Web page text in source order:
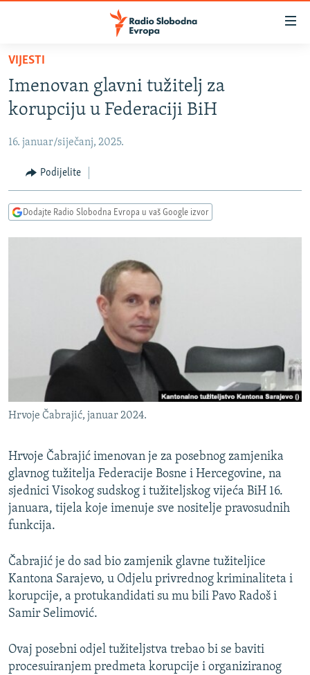
Pređite
glavni
sadržaj
na
navigaciju
Pređite
na
BOSNA I HERCEGOVINA
KOSOVO
CRNA GORA
VIDEO
PODCASTI
KINA NA BALKANU
RSE PRIČE IZ SVIJETA
DNEVNO@RSE
SPECIJALI RSE
VIŠE OD NASLOVA
GENOCID U SREBRENICI
POPLAVE I KLIZIŠTA U BIH 2024.
TV LIBERTY
POST SCRIPTUM
MOJA EVROPA
SVE KARTE DEJTONA
NASTANAK I RASPAD JUGOSLAVIJE
PRATITE NAS
Sve RFE/RL stranice
VIJESTI
Imenovan glavni tužitelj za
korupciju u Federaciji BiH
16. januar/siječanj, 2025.
Podijelite
Dodajte Radio Slobodna Evropa u vaš Google izvor
Hrvoje Čabrajić, januar 2024.
Hrvoje Čabrajić imenovan je za posebnog zamjenika
glavnog tužitelja Federacije Bosne i Hercegovine, na
sjednici Visokog sudskog i tužiteljskog vijeća BiH 16.
januara, tijela koje imenuje sve nositelje pravosudnih
funkcija.
Čabrajić je do sad bio zamjenik glavne tužiteljice
Kantona Sarajevo, u Odjelu privrednog kriminaliteta i
korupcije, a protukandidati su mu bili Pavo Radoš i
Samir Selimović.
Ovaj posebni odjel tužiteljstva trebao bi se baviti
procesuiranjem predmeta korupcije i organiziranog